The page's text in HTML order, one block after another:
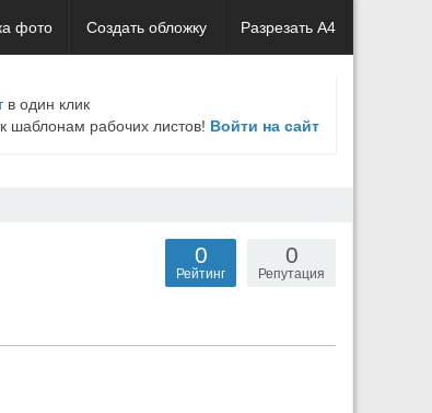
фото Создать обложку Разрезать А4
в один клик
шаблонам рабочих листов! Войти на сайт
0
Репутация
0
Рейтинг